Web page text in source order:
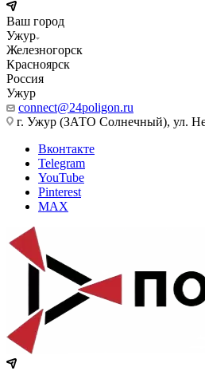
Ваш город
Ужур
Железногорск
Красноярск
Россия
Ужур
connect@24poligon.ru
г. Ужур (ЗАТО Солнечный), ул.
Вконтакте
Telegram
YouTube
Pinterest
MAX